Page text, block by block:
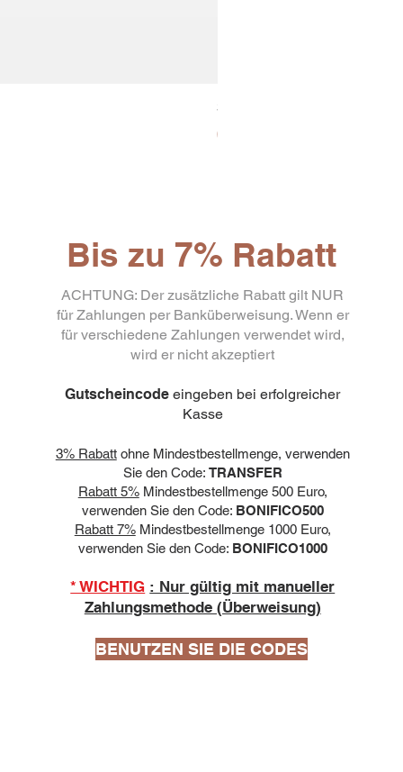
30x8 Caps. Alluminio
Preis
65,19 €
Bis zu 7% Rabatt
ACHTUNG: Der zusätzliche Rabatt gilt NUR
für Zahlungen per Banküberweisung. Wenn er
für verschiedene Zahlungen verwendet wird,
wird er nicht akzeptiert
Gutscheincode eingeben bei erfolgreicher
Kasse
3% Rabattohne Mindestbestellmenge, verwenden
Sie den Code: TRANSFER
Rabatt 5%Mindestbestellmenge 500 Euro,
verwenden Sie den Code: BONIFICO500
Rabatt 7%Mindestbestellmenge 1000 Euro,
verwenden Sie den Code: BONIFICO1000
* WICHTIG : Nur gültig mit manueller
Zahlungsmethode (Überweisung)
BENUTZEN SIE DIE CODES